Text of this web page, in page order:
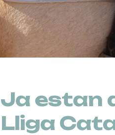
Ja estan
Lliga